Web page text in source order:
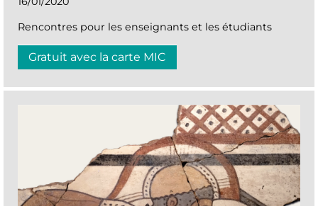
Rencontres pour les enseignants et les étudiants
Gratuit avec la carte MIC